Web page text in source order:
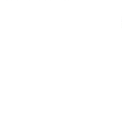
。 以下是